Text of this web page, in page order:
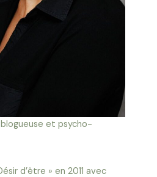
et psycho-
d’être » en 2011 avec